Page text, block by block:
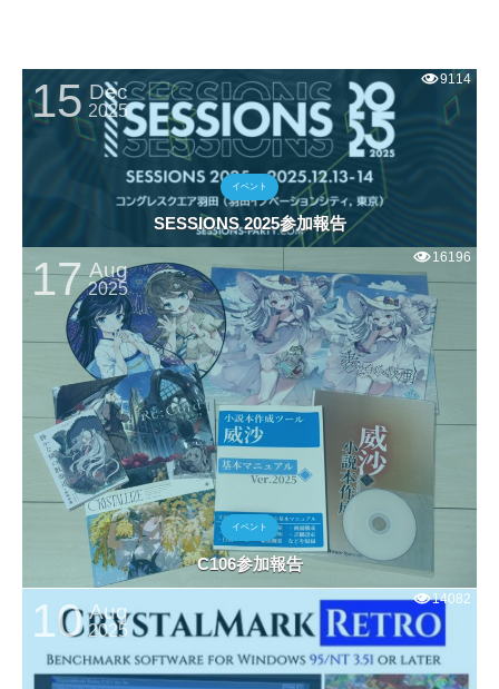
イベント
SESSIONS 2025参加報告
15 Dec
2025
9114
イベント
C106参加報告
17 Aug
2025
16196
10 Aug
2025
14082